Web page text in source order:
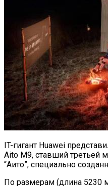
IT-гигант Huawei
Aito M9, ставший третьей
“Аито”, специально
По размерам (длина 5230